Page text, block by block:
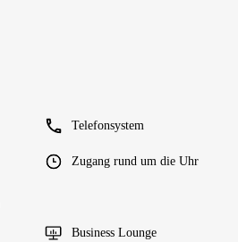
Telefonsystem
Zugang rund um die Uhr
Business Lounge